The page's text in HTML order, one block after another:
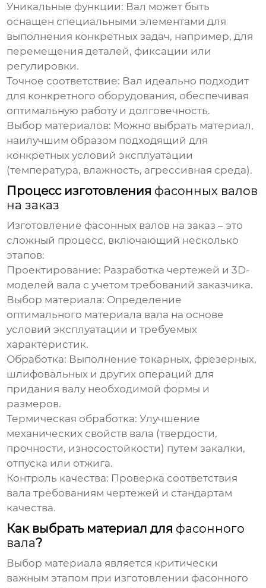
Уникальные функции: Вал может быть
оснащен специальными элементами для
выполнения конкретных задач, например, для
перемещения деталей, фиксации или
регулировки.
Точное соответствие: Вал идеально подходит
для конкретного оборудования, обеспечивая
оптимальную работу и долговечность.
Выбор материалов: Можно выбрать материал,
наилучшим образом подходящий для
конкретных условий эксплуатации
(температура, влажность, агрессивная среда).
Процесс изготовления фасонных валов
на заказ
Изготовление фасонных валов на заказ – это
сложный процесс, включающий несколько
этапов:
Проектирование: Разработка чертежей и 3D-
моделей вала с учетом требований заказчика.
Выбор материала: Определение
оптимального материала вала на основе
условий эксплуатации и требуемых
характеристик.
Обработка: Выполнение токарных, фрезерных,
шлифовальных и других операций для
придания валу необходимой формы и
размеров.
Термическая обработка: Улучшение
механических свойств вала (твердости,
прочности, износостойкости) путем закалки,
отпуска или отжига.
Контроль качества: Проверка соответствия
вала требованиям чертежей и стандартам
качества.
Как выбрать материал для фасонного
вала?
Выбор материала является критически
важным этапом при изготовлении фасонного